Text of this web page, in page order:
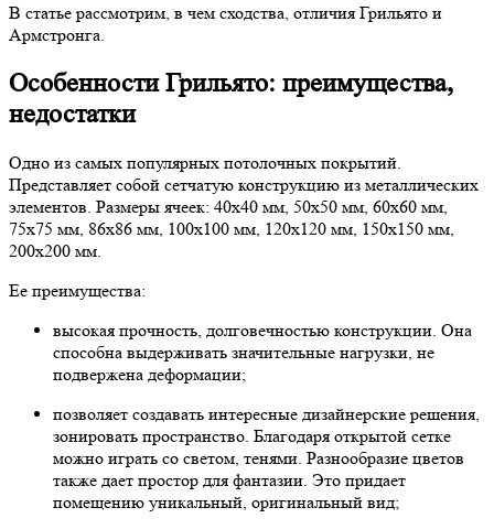
В статье рассмотрим, в чем сходства, отличия Грильято и
Армстронга.
Особенности Грильято: преимущества,
недостатки
Одно из самых популярных потолочных покрытий.
Представляет собой сетчатую конструкцию из металлических
элементов. Размеры ячеек: 40х40 мм, 50х50 мм, 60х60 мм,
75х75 мм, 86х86 мм, 100х100 мм, 120х120 мм, 150х150 мм,
200х200 мм.
Ее преимущества:
высокая прочность, долговечностью конструкции. Она
способна выдерживать значительные нагрузки, не
подвержена деформации;
позволяет создавать интересные дизайнерские решения,
зонировать пространство. Благодаря открытой сетке
можно играть со светом, тенями. Разнообразие цветов
также дает простор для фантазии. Это придает
помещению уникальный, оригинальный вид;